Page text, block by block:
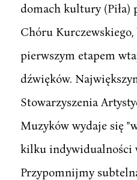
domach kultury (Piła)
Chóru Kurczewskiego,
pierwszym etapem
dźwięków.
Stowarzyszenia
Muzyków wydaje się
kilku indywidualności
Przypomnijmy